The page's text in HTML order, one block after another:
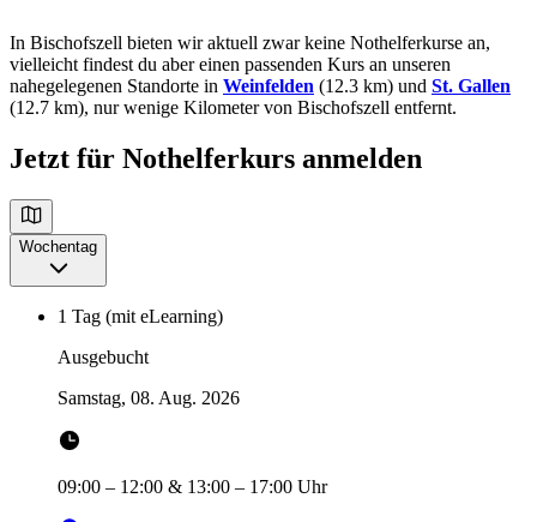
In Bischofszell bieten wir aktuell zwar keine Nothelferkurse an,
vielleicht findest du aber einen passenden Kurs an unseren
nahegelegenen Standorte in Weinfelden (12.3 km) und St. Gallen
(12.7 km), nur wenige Kilometer von Bischofszell entfernt.
Jetzt für Nothelferkurs anmelden
Wochentag
1 Tag (mit eLearning)
Ausgebucht
Samstag, 08. Aug. 2026
09:00 – 12:00 & 13:00 – 17:00 Uhr